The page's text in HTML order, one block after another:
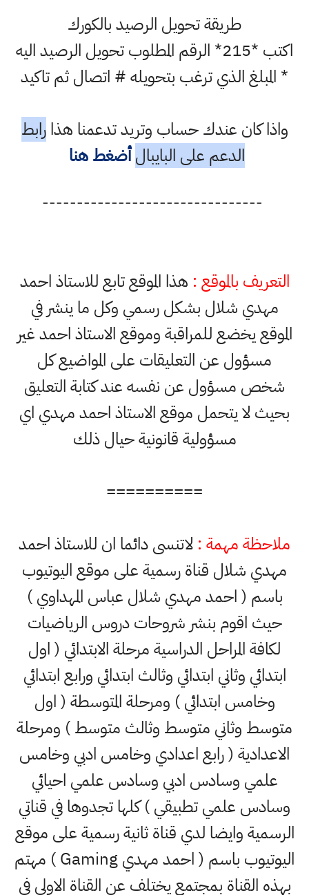
طريقة تحويل الرصيد بالكورك
اكتب *215* الرقم المطلوب تحويل الرصيد اليه
* المبلغ الذي ترغب بتحويله # اتصال ثم تاكيد
واذا كان عندك حساب وتريد تدعمنا هذارابط
الدعم على البايبال أضغط هنا
--------------------------------
التعريف بالموقع : هذا الموقع تابع للاستاذ احمد
مهدي شلال بشكل رسمي وكل ما ينشر في
الموقع يخضع للمراقبة وموقع الاستاذ احمد غير
مسؤول عن التعليقات على المواضيع كل
شخص مسؤول عن نفسه عند كتابة التعليق
بحيث لا يتحمل موقع الاستاذ احمد مهدي اي
مسؤولية قانونية حيال ذلك
==========
ملاحظة مهمة : لاتنسى دائما ان للاستاذ احمد
مهدي شلال قناة رسمية على موقع اليوتيوب
باسم ( احمد مهدي شلال عباس المهداوي )
حيث اقوم بنشر شروحات دروس الرياضيات
لكافة المراحل الدراسية مرحلة الابتدائي ( اول
ابتدائي وثاني ابتدائي وثالث ابتدائي ورابع ابتدائي
وخامس ابتدائي ) ومرحلة المتوسطة ( اول
متوسط وثاني متوسط وثالث متوسط ) ومرحلة
الاعدادية ( رابع اعدادي وخامس ادبي وخامس
علمي وسادس ادبي وسادس علمي احيائي
وسادس علمي تطبيقي ) كلها تجدوها في قناتي
الرسمية وايضا لدي قناة ثانية رسمية على موقع
اليوتيوب باسم ( احمد مهدي Gaming ) مهتم
بهذه القناة بمجتمع يختلف عن القناة الاولى في